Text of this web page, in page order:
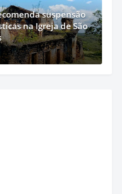
suspensão
na Igreja de São